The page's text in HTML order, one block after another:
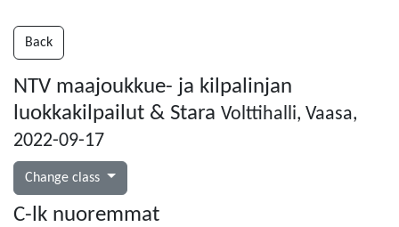
Back
NTV maajoukkue- ja kilpalinjan
luokkakilpailut & Stara Volttihalli, Vaasa,
2022-09-17
Change class
C-lk nuoremmat